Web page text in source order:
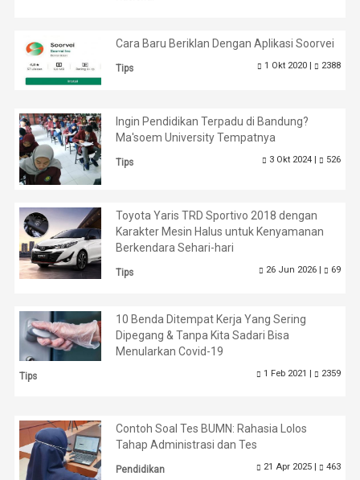
Cara Baru Beriklan Dengan Aplikasi Soorvei
Tips 1 Okt 2020 | 2388
Ingin Pendidikan Terpadu di Bandung?
Ma'soem University Tempatnya
Tips 3 Okt 2024 | 526
Toyota Yaris TRD Sportivo 2018 dengan
Karakter Mesin Halus untuk Kenyamanan
Berkendara Sehari-hari
Tips 26 Jun 2026 | 69
10 Benda Ditempat Kerja Yang Sering
Dipegang & Tanpa Kita Sadari Bisa
Menularkan Covid-19
Tips 1 Feb 2021 | 2359
Contoh Soal Tes BUMN: Rahasia Lolos
Tahap Administrasi dan Tes
Pendidikan 21 Apr 2025 | 463